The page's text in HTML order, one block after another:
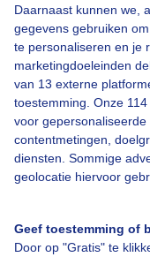
Daarnaast kunnen we,
gegevens gebruiken
te personaliseren en je
marketingdoeleinden
van 13 externe
toestemming. Onze
voor
contentmetingen,
diensten. Sommige
geolocatie hiervoor
Geef toestemming of
Door op "Gratis" te
Bedrijfsgegevens